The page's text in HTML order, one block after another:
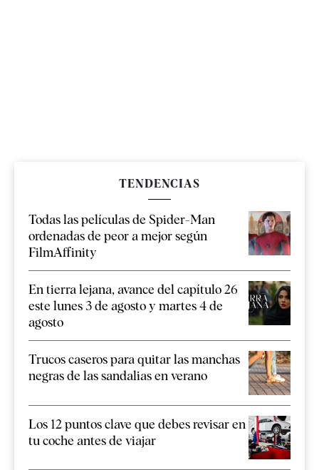
TENDENCIAS
Todas las películas de Spider-Man
ordenadas de peor a mejor según
FilmAffinity
En tierra lejana, avance del capítulo 26
este lunes 3 de agosto y martes 4 de
agosto
Trucos caseros para quitar las manchas
negras de las sandalias en verano
Los 12 puntos clave que debes revisar en
tu coche antes de viajar